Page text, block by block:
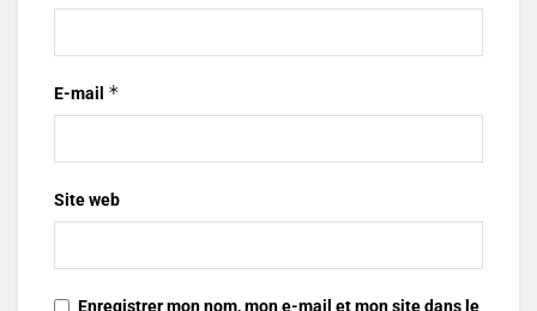
E-mail *
Site web
Enregistrer mon nom, mon e-mail et mon site dans le